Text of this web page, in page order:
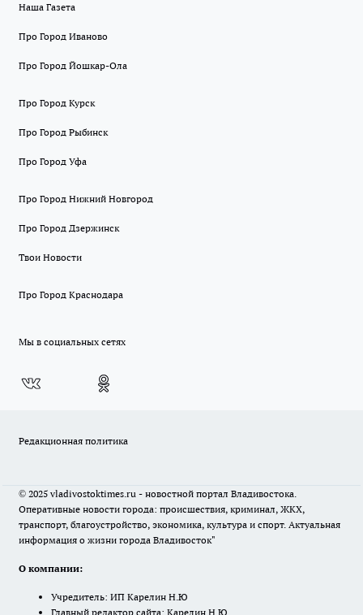
Наша Газета
Про Город Иваново
Про Город Йошкар-Ола
Про Город Курск
Про Город Рыбинск
Про Город Уфа
Про Город Нижний Новгород
Про Город Дзержинск
Твои Новости
Про Город Краснодара
Мы в социальных сетях
Редакционная политика
© 2025 vladivostoktimes.ru - новостной портал Владивостока.
Оперативные новости города: происшествия, криминал, ЖКХ,
транспорт, благоустройство, экономика, культура и спорт. Актуальная
информация о жизни города Владивосток"
О компании:
Учредитель: ИП Карелин Н.Ю
Главный редактор сайта: Карелин Н.Ю.